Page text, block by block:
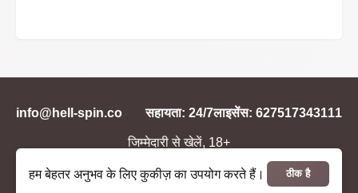
info@hell-spin.co सहायता: 24/7लाइसेंस: 627517343111
जिम्मेदारी से खेलें, 18+
© 2019 - HellSpin.
हम बेहतर अनुभव के लिए कुकीज़ का उपयोग करते हैं। ठीक है